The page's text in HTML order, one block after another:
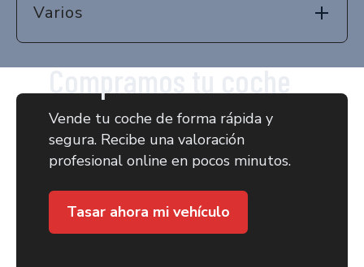
Varios
Compramos tu coche
Vende tu coche de forma rápida y
segura. Recibe una valoración
profesional online en pocos minutos.
Tasar ahora mi vehículo